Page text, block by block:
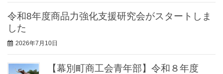
令和8年度商品力強化支援研究会がスタートしま
した
2026年7月10日
【幕別町商工会青年部】令和８年度